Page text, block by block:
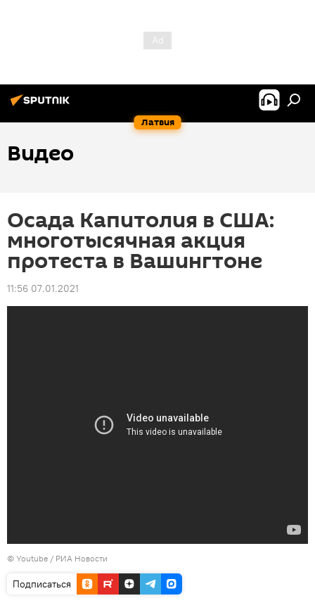
Латвия
Видео
Осада Капитолия в США:
многотысячная акция
протеста в Вашингтоне
11:56 07.01.2021
© Youtube / РИА Новости
Подписаться